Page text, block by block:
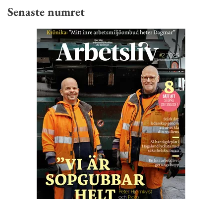
Senaste numret